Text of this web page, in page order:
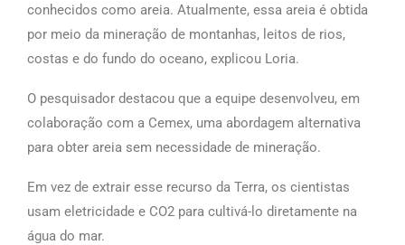
conhecidos como areia. Atualmente, essa areia é obtida
por meio da mineração de montanhas, leitos de rios,
costas e do fundo do oceano, explicou Loria.
O pesquisador destacou que a equipe desenvolveu, em
colaboração com a Cemex, uma abordagem alternativa
para obter areia sem necessidade de mineração.
Em vez de extrair esse recurso da Terra, os cientistas
usam eletricidade e CO2 para cultivá-lo diretamente na
água do mar.